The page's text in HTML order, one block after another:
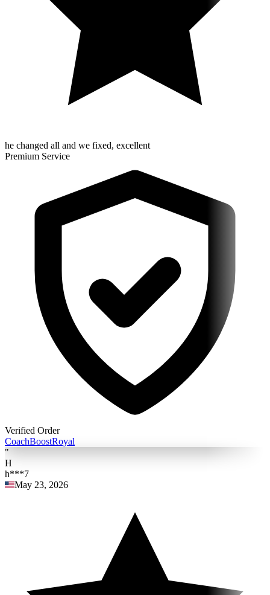
he changed all and we fixed, excellent
Premium Service
Verified Order
CoachBoostRoyal
"
H
h***7
May 23, 2026